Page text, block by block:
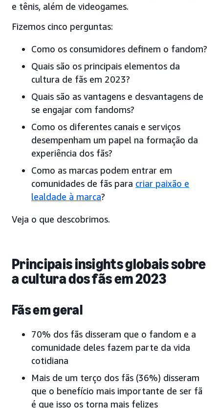
e tênis, além de videogames.
Fizemos cinco perguntas:
Como os consumidores definem o fandom?
Quais são os principais elementos da
cultura de fãs em 2023?
Quais são as vantagens e desvantagens de
se engajar com fandoms?
Como os diferentes canais e serviços
desempenham um papel na formação da
experiência dos fãs?
Como as marcas podem entrar em
comunidades de fãs para criar paixão e
lealdade à marca?
Veja o que descobrimos.
Principais insights globais sobre
a cultura dos fãs em 2023
Fãs em geral
70% dos fãs disseram que o fandom e a
comunidade deles fazem parte da vida
cotidiana
Mais de um terço dos fãs (36%) disseram
que o benefício mais importante de ser fã
é que isso os torna mais felizes